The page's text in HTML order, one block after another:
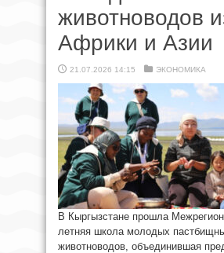
животноводов
Африки и Азии
21.07.2026 14:15 ЭКОНОМИКА
В Кыргызстане прошла
летняя школа молодых
животноводов, объединившая